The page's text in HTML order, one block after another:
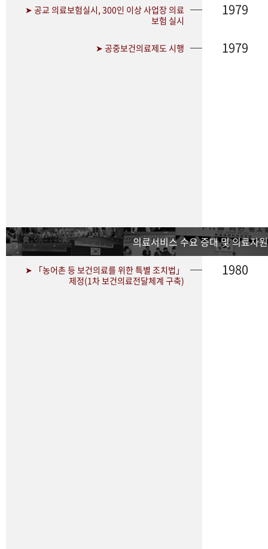
➤ 공교 의료보험실시, 300인 이상 사업장 의료
보험 실시
1979
➤ 공중보건의료제도 시행 1979
의료서비스 수요 증대 및 의료자
➤ 「농어촌 등 보건의료를 위한 특별 조치법」
제정(1차 보건의료전달체계 구축)
1980